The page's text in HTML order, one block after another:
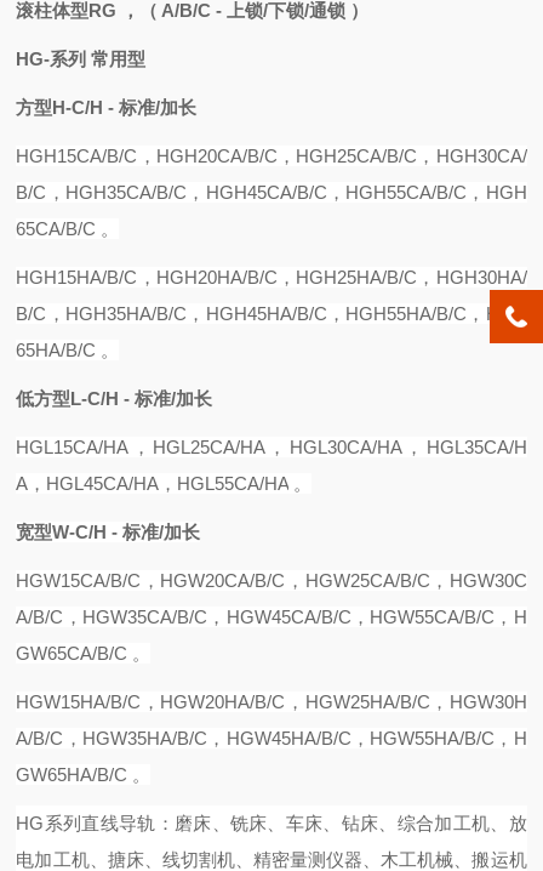
滚柱体型RG ， （ A/B/C - 上锁/下锁/通锁 ）
HG-系列 常用型
方型H-C/H - 标准/加长
HGH15CA/B/C ， HGH20CA/B/C， HGH25CA/B/C， HGH30CA/
B/C， HGH35CA/B/C， HGH45CA/B/C， HGH55CA/B/C， HGH
65CA/B/C 。
HGH15HA/B/C， HGH20HA/B/C， HGH25HA/B/C， HGH30HA/
B/C， HGH35HA/B/C， HGH45HA/B/C， HGH55HA/B/C， HGH
65HA/B/C 。
低方型L-C/H - 标准/加长
HGL15CA/HA，HGL25CA/HA ， HGL30CA/HA， HGL35CA/H
A ， HGL45CA/HA ， HGL55CA/HA 。
宽型W-C/H - 标准/加长
HGW15CA/B/C ， HGW20CA/B/C， HGW25CA/B/C， HGW30C
A/B/C， HGW35CA/B/C， HGW45CA/B/C， HGW55CA/B/C， H
GW65CA/B/C 。
HGW15HA/B/C， HGW20HA/B/C， HGW25HA/B/C， HGW30H
A/B/C， HGW35HA/B/C， HGW45HA/B/C， HGW55HA/B/C， H
GW65HA/B/C 。
HG系列直线导轨：磨床、铣床、车床、钻床、综合加工机、放
电加工机、搪床、线切割机、精密量测仪器、木工机械、搬运机